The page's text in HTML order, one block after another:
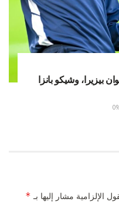
بيزيرا، وشيكو بانزا
الإلزامية مشار إليها بـ *